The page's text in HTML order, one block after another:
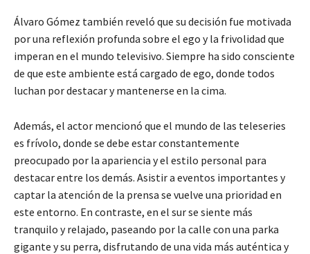
Álvaro Gómez también reveló que su decisión fue motivada
por una reflexión profunda sobre el ego y la frivolidad que
imperan en el mundo televisivo. Siempre ha sido consciente
de que este ambiente está cargado de ego, donde todos
luchan por destacar y mantenerse en la cima.
Además, el actor mencionó que el mundo de las teleseries
es frívolo, donde se debe estar constantemente
preocupado por la apariencia y el estilo personal para
destacar entre los demás. Asistir a eventos importantes y
captar la atención de la prensa se vuelve una prioridad en
este entorno. En contraste, en el sur se siente más
tranquilo y relajado, paseando por la calle con una parka
gigante y su perra, disfrutando de una vida más auténtica y